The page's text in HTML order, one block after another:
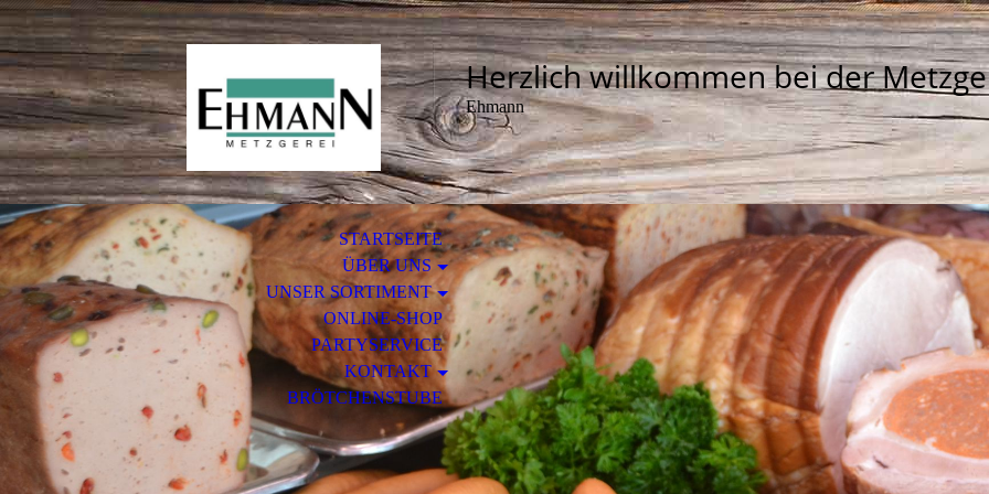
Herzlich willkommen bei der
Ehmann
STARTSEITE
ÜBER UNS
UNSER SORTIMENT
ONLINE-SHOP
PARTYSERVICE
KONTAKT
BRÖTCHENSTUBE